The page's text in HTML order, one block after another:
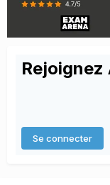
Rejoignez
Se connecter